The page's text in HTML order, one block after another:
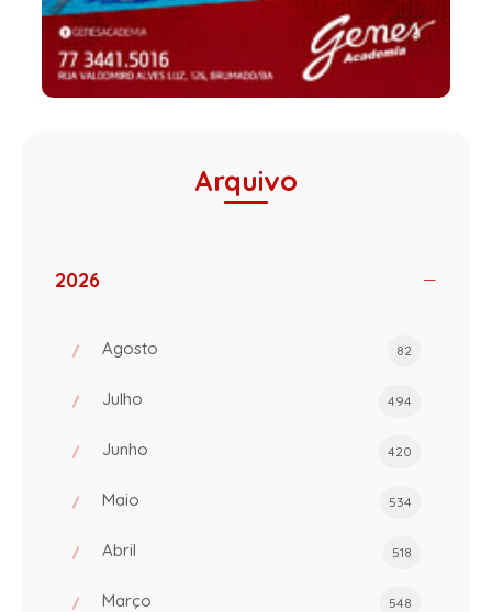
Arquivo
2026
Agosto 82
Julho 494
Junho 420
Maio 534
Abril 518
Março 548